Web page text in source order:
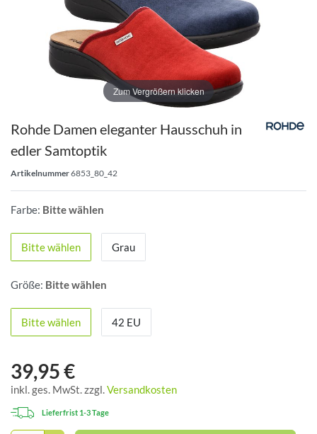
Zum Vergrößern klicken
Rohde Damen eleganter Hausschuh in
edler Samtoptik
Artikelnummer6853_80_42
Farbe: Bitte wählen
Bitte wählen Grau
Größe: Bitte wählen
Bitte wählen 42 EU
39,95 €
inkl. ges. MwSt. zzgl.Versandkosten
Lieferfrist 1-3 Tage